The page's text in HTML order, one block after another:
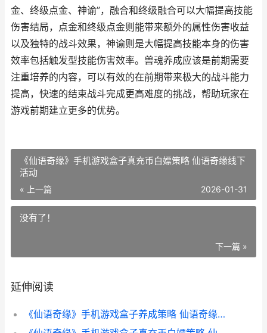
金、终级点金、神谕”，融合和终级融合可以大幅提高技能
伤害结局，点金和终级点金则能带来额外的属性伤害收益
以及独特的战斗效果，神谕则是大幅提高技能本身的伤害
效率包括触发型技能伤害效率。兽魂养成应该是前期需要
注重培养的内容，可以有效的在前期带来极大的战斗能力
提高，快速的结束战斗完成更高难度的挑战，帮助玩家在
游戏前期建立更多的优势。
《仙语奇缘》手机游戏盒子真充币白嫖策略 仙语奇缘线下
活动
« 上一篇 2026-01-31
没有了！
下一篇 »
延伸阅读
《仙语奇缘》手机游戏盒子养成策略 仙语奇缘是什么游戏